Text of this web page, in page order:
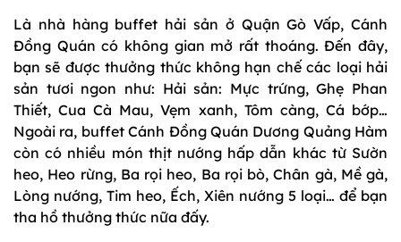
Là nhà hàng buffet hải sản ở Quận Gò Vấp, Cánh
Đồng Quán có không gian mở rất thoáng. Đến đây,
bạn sẽ được thưởng thức không hạn chế các loại hải
sản tươi ngon như: Hải sản: Mực trứng, Ghẹ Phan
Thiết, Cua Cà Mau, Vẹm xanh, Tôm càng, Cá bớp…
Ngoài ra, buffet Cánh Đồng Quán Dương Quảng Hàm
còn có nhiều món thịt nướng hấp dẫn khác từ Sườn
heo, Heo rừng, Ba rọi heo, Ba rọi bò, Chân gà, Mề gà,
Lòng nướng, Tim heo, Ếch, Xiên nướng 5 loại… để bạn
tha hồ thưởng thức nữa đấy.